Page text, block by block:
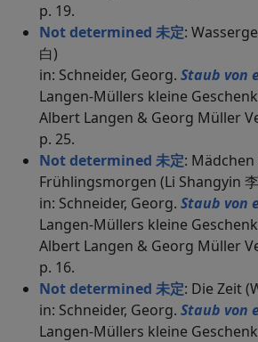
p. 19.
Not determined 未定:
白)
in: Schneider, Georg. Staub von
Langen-Müllers kleine
Albert Langen & Georg Müller
p. 25.
Not determined 未定: Mädchen
Frühlingsmorgen (Li Shangyin
in: Schneider, Georg. Staub von
Langen-Müllers kleine
Albert Langen & Georg Müller
p. 16.
Not determined 未定: Die Zeit
in: Schneider, Georg. Staub von
Langen-Müllers kleine